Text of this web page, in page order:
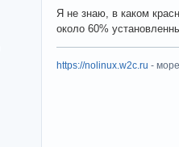
Я не знаю, в каком
около 60%
https://nolinux.w2c.ru -